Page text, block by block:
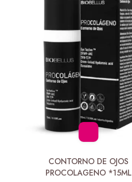
CONTORNO DE OJOS
PROCOLAGENO *15ML